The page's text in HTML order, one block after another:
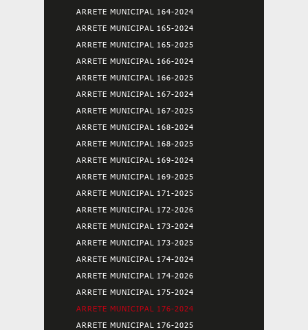
ARRETE MUNICIPAL 164-2024
ARRETE MUNICIPAL 165-2024
ARRETE MUNICIPAL 165-2025
ARRETE MUNICIPAL 166-2024
ARRETE MUNICIPAL 166-2025
ARRETE MUNICIPAL 167-2024
ARRETE MUNICIPAL 167-2025
ARRETE MUNICIPAL 168-2024
ARRETE MUNICIPAL 168-2025
ARRETE MUNICIPAL 169-2024
ARRETE MUNICIPAL 169-2025
ARRETE MUNICIPAL 171-2025
ARRETE MUNICIPAL 172-2026
ARRETE MUNICIPAL 173-2024
ARRETE MUNICIPAL 173-2025
ARRETE MUNICIPAL 174-2024
ARRETE MUNICIPAL 174-2026
ARRETE MUNICIPAL 175-2024
ARRETE MUNICIPAL 176-2024
ARRETE MUNICIPAL 176-2025